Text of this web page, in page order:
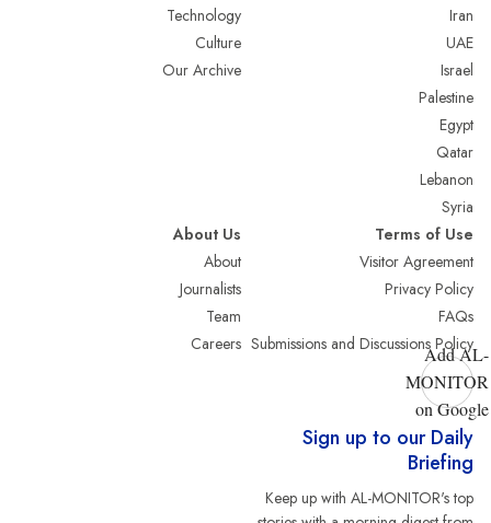
Iran
UAE
Israel
Palestine
Egypt
Qatar
Lebanon
Syria
Technology
Culture
Our Archive
Terms of Use
Visitor Agreement
Privacy Policy
FAQs
Submissions and Discussions Policy
About Us
About
Journalists
Team
Careers
Add AL-
MONITOR
on Google
Sign up to our Daily
Briefing
Keep up with AL-MONITOR's top